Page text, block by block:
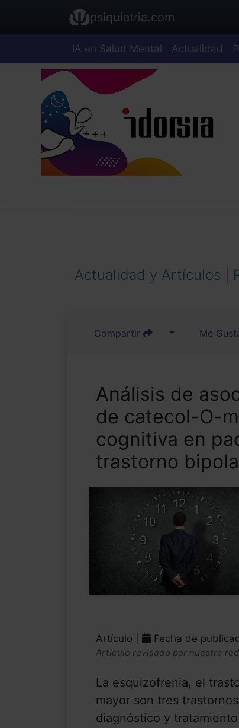
psiquiatria.com
IA en Salud Mental Actualidad
Actualidad y Artículos
Compartir Me
Análisis de
de catecol-O-
cognitiva en
trastorno
Artículo | Fecha de
Artículo revisado por nuestra
La esquizofrenia, el
mayor son tres
diagnóstico y